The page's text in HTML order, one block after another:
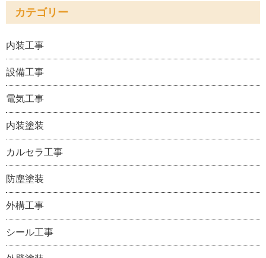
カテゴリー
内装工事
設備工事
電気工事
内装塗装
カルセラ工事
防塵塗装
外構工事
シール工事